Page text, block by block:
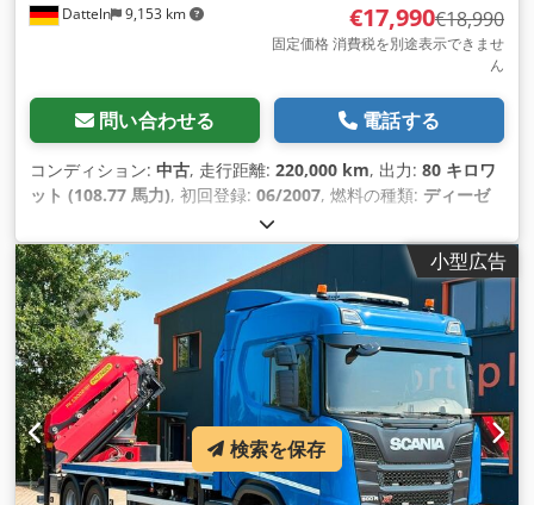
Datteln 9,153 km €17,990€18,990
固定価格 消費税を別途表示できませ
ん
問い合わせる 電話する
コンディション: 中古, 走行距離: 220,000 km, 出力: 80 キロワ
ット (108.77 馬力), 初回登録: 06/2007, 燃料の種類: ディーゼ
3,500 kg（キログラム）
式, 排出クラス:ユーロ4, 座席数:2, 全長:6,000 mm, 荷室長:
2,500 mm, 装備:
ABS（アンチロック・ブレーキ・システム）,
すすフィルター, セントラルロック, パーキングヒーター ,
小型広告
検索を保存